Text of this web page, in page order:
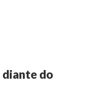
diante do